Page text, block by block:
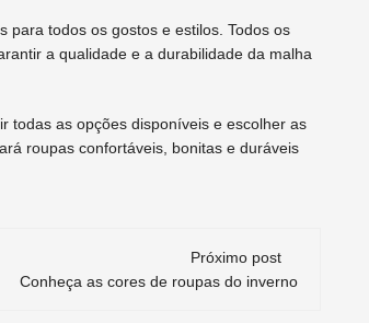
para todos os gostos e estilos. Todos os
a qualidade e a durabilidade da malha
todas as opções disponíveis e escolher as
roupas confortáveis, bonitas e duráveis
Próximo post
Conheça as cores de roupas do inverno